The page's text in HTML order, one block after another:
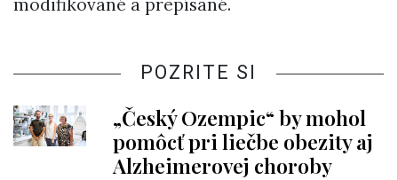
modifikované a prepísané.
POZRITE SI
„Český Ozempic“ by mohol
pomôcť pri liečbe obezity aj
Alzheimerovej choroby